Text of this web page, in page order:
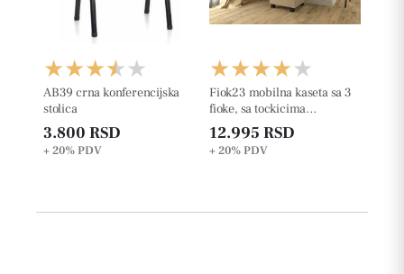
AB39 crna konferencijska
stolica
3.800 RSD
+ 20%PDV
Fiok23 mobilna kaseta sa 3
fioke, sa tockicima
š42xd50xv63cm
12.995 RSD
+ 20%PDV